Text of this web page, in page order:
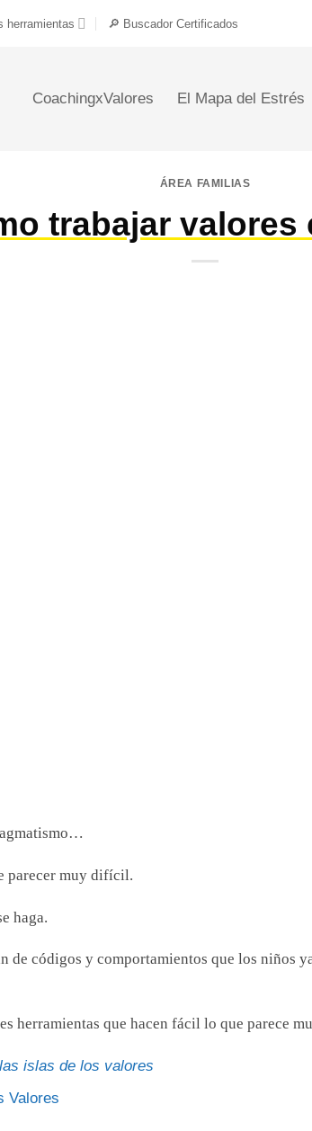
herramientas 🔎 Buscador Certificados
CoachingxValores El Mapa del Estrés
ÁREA FAMILIAS
trabajar valores
parecer muy difícil.
haga.
de códigos y comportamientos que los niños
herramientas que hacen fácil lo que parece
islas de los valores
Valores